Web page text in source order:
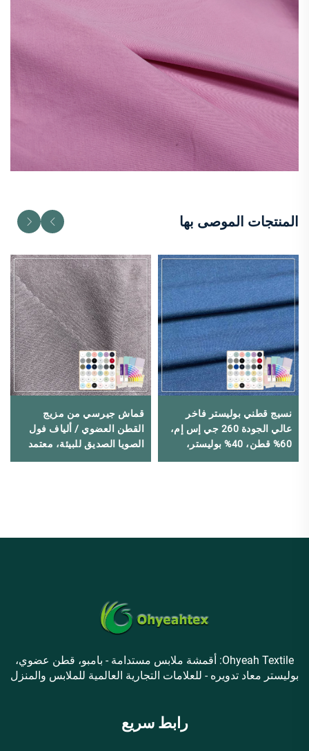
المنتجات الموصى بها
نسيج قطني بوليستر فاخر
عالي الجودة 260 جي إس إم،
60% قطن، 40% بوليستر،
قماش جيرسي من مزيج
القطن العضوي / ألياف فول
الصويا الصديق للبيئة، معتمد
Ohyeah Textile: أقمشة ملابس مستدامة - بامبو، قطن عضوي،
بوليستر معاد تدويره - للعلامات التجارية العالمية للملابس والمنزل
رابط سريع